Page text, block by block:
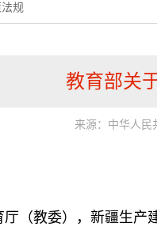
规
教育部关
来源：中华人
（教委），新疆生产